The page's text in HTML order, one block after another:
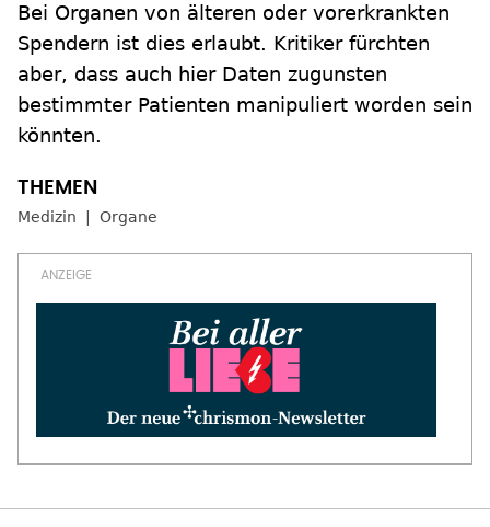
Bei Organen von älteren oder vorerkrankten
Spendern ist dies erlaubt. Kritiker fürchten
aber, dass auch hier Daten zugunsten
bestimmter Patienten manipuliert worden sein
könnten.
Medizin Organe